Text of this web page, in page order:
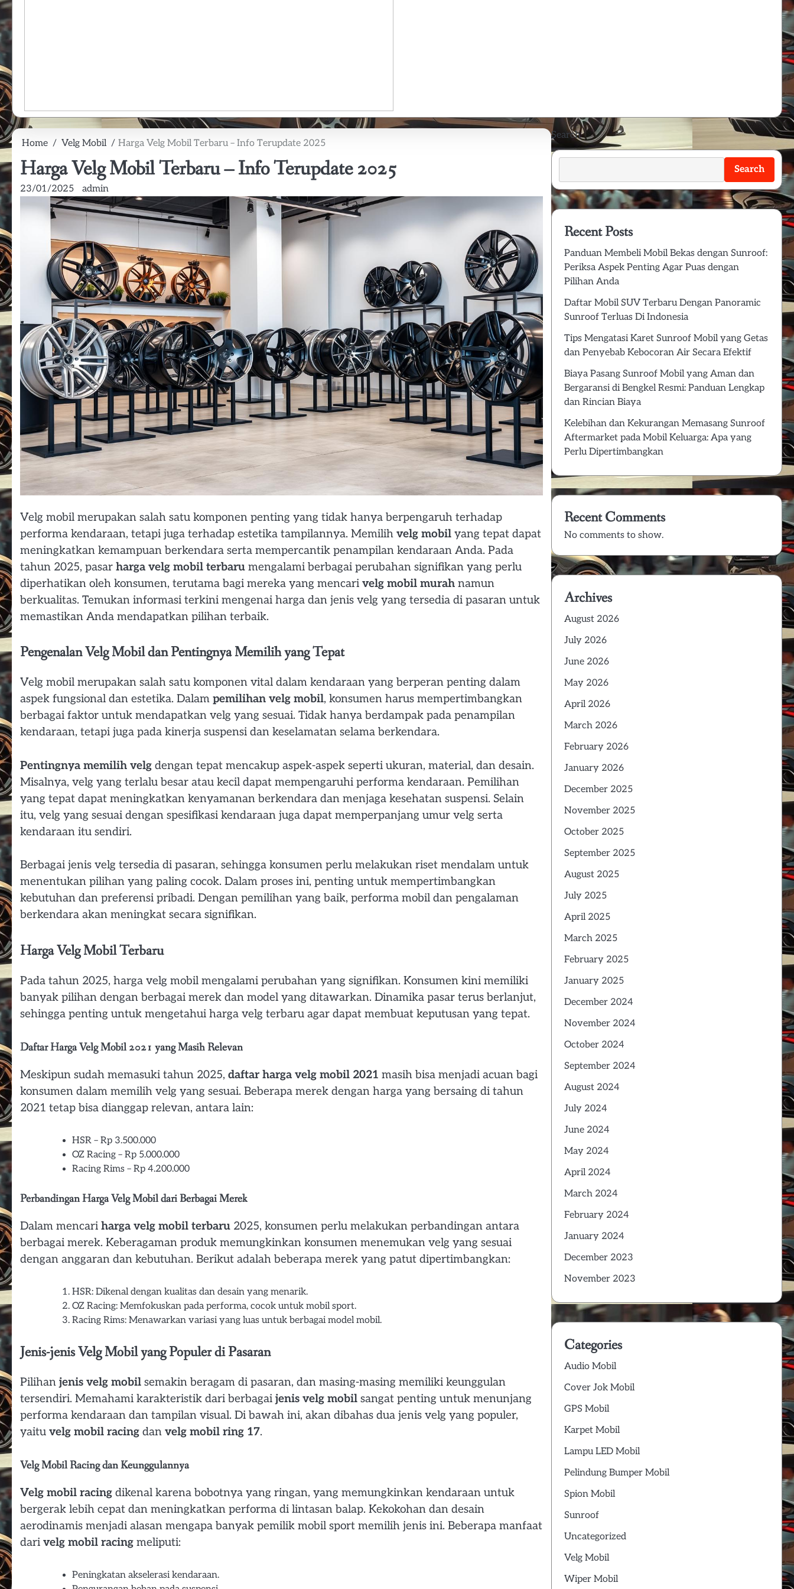
Home Velg Mobil Harga Velg Mobil Terbaru – Info Terupdate 2025
Harga Velg Mobil Terbaru – Info Terupdate 2025
23/01/2025 admin
Velg mobil merupakan salah satu komponen penting yang tidak hanya berpengaruh terhadap
performa kendaraan, tetapi juga terhadap estetika tampilannya. Memilih velg mobil yang tepat dapat
meningkatkan kemampuan berkendara serta mempercantik penampilan kendaraan Anda. Pada
tahun 2025, pasar harga velg mobil terbaru mengalami berbagai perubahan signifikan yang perlu
diperhatikan oleh konsumen, terutama bagi mereka yang mencari velg mobil murah namun
berkualitas. Temukan informasi terkini mengenai harga dan jenis velg yang tersedia di pasaran untuk
memastikan Anda mendapatkan pilihan terbaik.
Pengenalan Velg Mobil dan Pentingnya Memilih yang Tepat
Velg mobil merupakan salah satu komponen vital dalam kendaraan yang berperan penting dalam
aspek fungsional dan estetika. Dalam pemilihan velg mobil, konsumen harus mempertimbangkan
berbagai faktor untuk mendapatkan velg yang sesuai. Tidak hanya berdampak pada penampilan
kendaraan, tetapi juga pada kinerja suspensi dan keselamatan selama berkendara.
Pentingnya memilih velg dengan tepat mencakup aspek-aspek seperti ukuran, material, dan desain.
Misalnya, velg yang terlalu besar atau kecil dapat mempengaruhi performa kendaraan. Pemilihan
yang tepat dapat meningkatkan kenyamanan berkendara dan menjaga kesehatan suspensi. Selain
itu, velg yang sesuai dengan spesifikasi kendaraan juga dapat memperpanjang umur velg serta
kendaraan itu sendiri.
Berbagai jenis velg tersedia di pasaran, sehingga konsumen perlu melakukan riset mendalam untuk
menentukan pilihan yang paling cocok. Dalam proses ini, penting untuk mempertimbangkan
kebutuhan dan preferensi pribadi. Dengan pemilihan yang baik, performa mobil dan pengalaman
berkendara akan meningkat secara signifikan.
Harga Velg Mobil Terbaru
Pada tahun 2025, harga velg mobil mengalami perubahan yang signifikan. Konsumen kini memiliki
banyak pilihan dengan berbagai merek dan model yang ditawarkan. Dinamika pasar terus berlanjut,
sehingga penting untuk mengetahui harga velg terbaru agar dapat membuat keputusan yang tepat.
Daftar Harga Velg Mobil 2021 yang Masih Relevan
Meskipun sudah memasuki tahun 2025, daftar harga velg mobil 2021 masih bisa menjadi acuan bagi
konsumen dalam memilih velg yang sesuai. Beberapa merek dengan harga yang bersaing di tahun
2021 tetap bisa dianggap relevan, antara lain:
HSR – Rp 3.500.000
OZ Racing – Rp 5.000.000
Racing Rims – Rp 4.200.000
Perbandingan Harga Velg Mobil dari Berbagai Merek
Dalam mencari harga velg mobil terbaru 2025, konsumen perlu melakukan perbandingan antara
berbagai merek. Keberagaman produk memungkinkan konsumen menemukan velg yang sesuai
dengan anggaran dan kebutuhan. Berikut adalah beberapa merek yang patut dipertimbangkan:
HSR: Dikenal dengan kualitas dan desain yang menarik.
OZ Racing: Memfokuskan pada performa, cocok untuk mobil sport.
Racing Rims: Menawarkan variasi yang luas untuk berbagai model mobil.
Jenis-jenis Velg Mobil yang Populer di Pasaran
Pilihan jenis velg mobil semakin beragam di pasaran, dan masing-masing memiliki keunggulan
tersendiri. Memahami karakteristik dari berbagai jenis velg mobil sangat penting untuk menunjang
performa kendaraan dan tampilan visual. Di bawah ini, akan dibahas dua jenis velg yang populer,
yaitu velg mobil racing dan velg mobil ring 17.
Velg Mobil Racing dan Keunggulannya
Velg mobil racing dikenal karena bobotnya yang ringan, yang memungkinkan kendaraan untuk
bergerak lebih cepat dan meningkatkan performa di lintasan balap. Kekokohan dan desain
aerodinamis menjadi alasan mengapa banyak pemilik mobil sport memilih jenis ini. Beberapa manfaat
dari velg mobil racing meliputi:
Peningkatan akselerasi kendaraan.
Search
Search
Recent Posts
Panduan Membeli Mobil Bekas dengan Sunroof:
Periksa Aspek Penting Agar Puas dengan
Pilihan Anda
Daftar Mobil SUV Terbaru Dengan Panoramic
Sunroof Terluas Di Indonesia
Tips Mengatasi Karet Sunroof Mobil yang Getas
dan Penyebab Kebocoran Air Secara Efektif
Biaya Pasang Sunroof Mobil yang Aman dan
Bergaransi di Bengkel Resmi: Panduan Lengkap
dan Rincian Biaya
Kelebihan dan Kekurangan Memasang Sunroof
Aftermarket pada Mobil Keluarga: Apa yang
Perlu Dipertimbangkan
Recent Comments
No comments to show.
Archives
August 2026
July 2026
June 2026
May 2026
April 2026
March 2026
February 2026
January 2026
December 2025
November 2025
October 2025
September 2025
August 2025
July 2025
April 2025
March 2025
February 2025
January 2025
December 2024
November 2024
October 2024
September 2024
August 2024
July 2024
June 2024
May 2024
April 2024
March 2024
February 2024
January 2024
December 2023
November 2023
Categories
Audio Mobil
Cover Jok Mobil
GPS Mobil
Karpet Mobil
Lampu LED Mobil
Pelindung Bumper Mobil
Spion Mobil
Sunroof
Uncategorized
Velg Mobil
Wiper Mobil